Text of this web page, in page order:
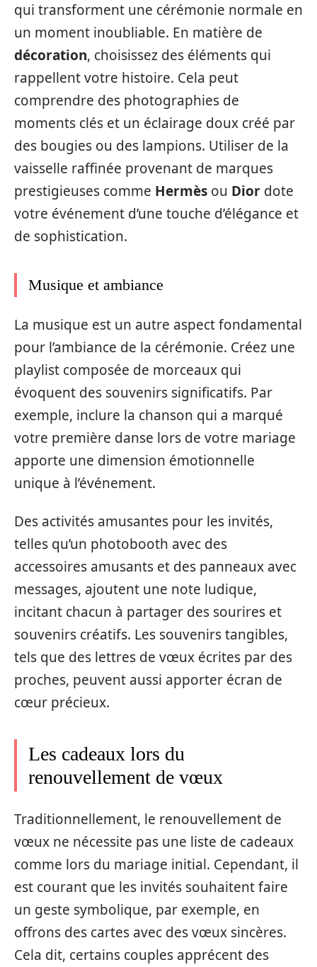
qui transforment une cérémonie normale en
un moment inoubliable. En matière de
décoration, choisissez des éléments qui
rappellent votre histoire. Cela peut
comprendre des photographies de
moments clés et un éclairage doux créé par
des bougies ou des lampions. Utiliser de la
vaisselle raffinée provenant de marques
prestigieuses comme Hermès ou Dior dote
votre événement d’une touche d’élégance et
de sophistication.
Musique et ambiance
La musique est un autre aspect fondamental
pour l’ambiance de la cérémonie. Créez une
playlist composée de morceaux qui
évoquent des souvenirs significatifs. Par
exemple, inclure la chanson qui a marqué
votre première danse lors de votre mariage
apporte une dimension émotionnelle
unique à l’événement.
Des activités amusantes pour les invités,
telles qu’un photobooth avec des
accessoires amusants et des panneaux avec
messages, ajoutent une note ludique,
incitant chacun à partager des sourires et
souvenirs créatifs. Les souvenirs tangibles,
tels que des lettres de vœux écrites par des
proches, peuvent aussi apporter écran de
cœur précieux.
Les cadeaux lors du
renouvellement de vœux
Traditionnellement, le renouvellement de
vœux ne nécessite pas une liste de cadeaux
comme lors du mariage initial. Cependant, il
est courant que les invités souhaitent faire
un geste symbolique, par exemple, en
offrons des cartes avec des vœux sincères.
Cela dit, certains couples apprécent des